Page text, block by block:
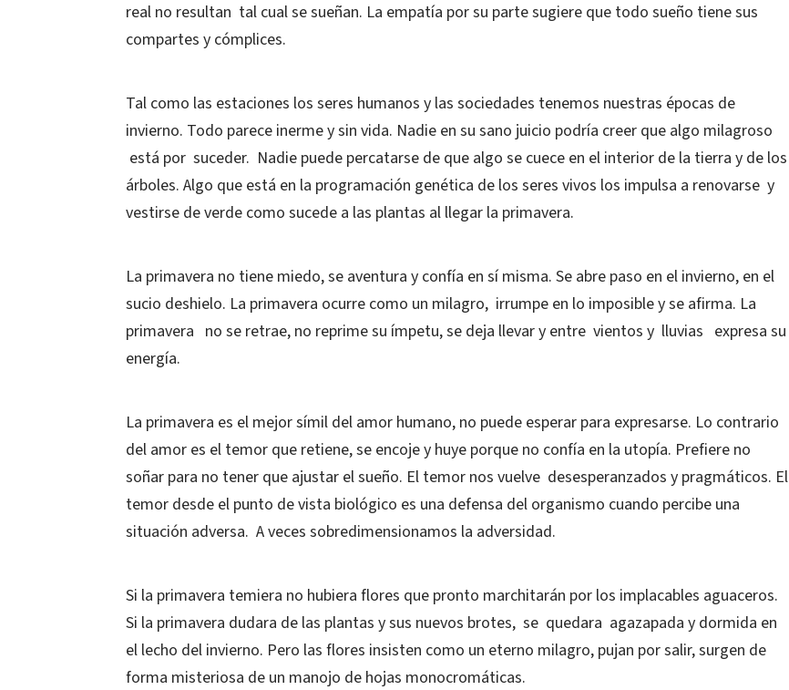
real no resultan tal cual se sueñan. La empatía por su parte sugiere que todo sueño tiene sus
compartes y cómplices.
Tal como las estaciones los seres humanos y las sociedades tenemos nuestras épocas de
invierno. Todo parece inerme y sin vida. Nadie en su sano juicio podría creer que algo milagroso
está por suceder. Nadie puede percatarse de que algo se cuece en el interior de la tierra y de los
árboles. Algo que está en la programación genética de los seres vivos los impulsa a renovarse y
vestirse de verde como sucede a las plantas al llegar la primavera.
La primavera no tiene miedo, se aventura y confía en sí misma. Se abre paso en el invierno, en el
sucio deshielo. La primavera ocurre como un milagro, irrumpe en lo imposible y se afirma. La
primavera no se retrae, no reprime su ímpetu, se deja llevar y entre vientos y lluvias expresa su
energía.
La primavera es el mejor símil del amor humano, no puede esperar para expresarse. Lo contrario
del amor es el temor que retiene, se encoje y huye porque no confía en la utopía. Prefiere no
soñar para no tener que ajustar el sueño. El temor nos vuelve desesperanzados y pragmáticos. El
temor desde el punto de vista biológico es una defensa del organismo cuando percibe una
situación adversa. A veces sobredimensionamos la adversidad.
Si la primavera temiera no hubiera flores que pronto marchitarán por los implacables aguaceros.
Si la primavera dudara de las plantas y sus nuevos brotes, se quedara agazapada y dormida en
el lecho del invierno. Pero las flores insisten como un eterno milagro, pujan por salir, surgen de
forma misteriosa de un manojo de hojas monocromáticas.